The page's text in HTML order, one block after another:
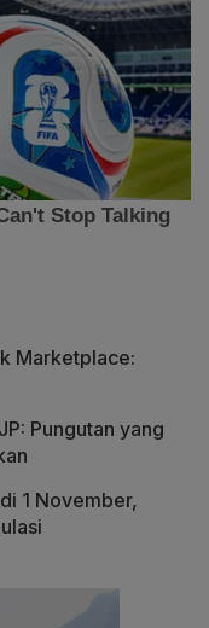
Marketplace:
Pungutan yang
1 November,